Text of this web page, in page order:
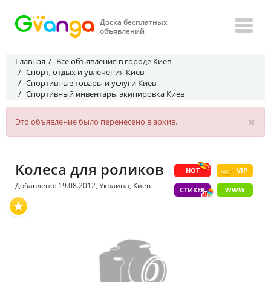
Доска бесплатных
объявлений
Главная
Все объявления в городе Киев
Спорт, отдых и увлечения Киев
Спортивные товары и услуги Киев
Спортивный инвентарь, экипировка Киев
×
Это объявление было перенесено в архив.
HOT VIP
СТИКЕР WWW
Колеса для роликов
Добавлено: 19.08.2012, Украина, Киев